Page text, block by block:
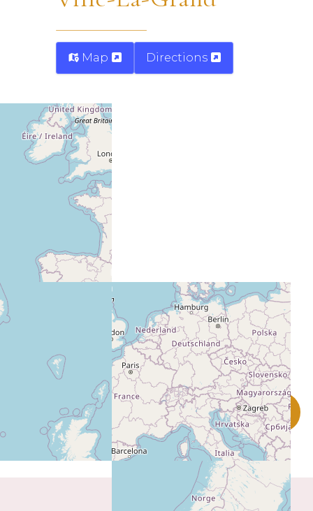
Map Directions
PLUS D'INFO SUR CE LIEU